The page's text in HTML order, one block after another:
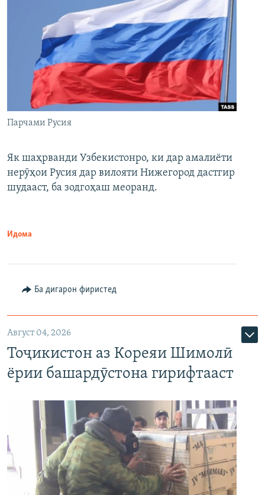
Парчами Русия
Як шаҳрванди Узбекистонро, ки дар амалиёти
нерӯҳои Русия дар вилояти Нижегород дастгир
шудааст, ба зодгоҳаш меоранд.
Идома
Ба дигарон фиристед
Август 04, 2026
Тоҷикистон аз Кореяи Шимолӣ
ёрии башардӯстона гирифтааст